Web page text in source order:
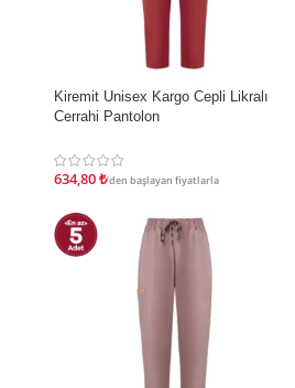
İNDIRIM
Kiremit Unisex Kargo Cepli Likralı
Cerrahi Pantolon
634,80₺'den başlayan fiyatlarla